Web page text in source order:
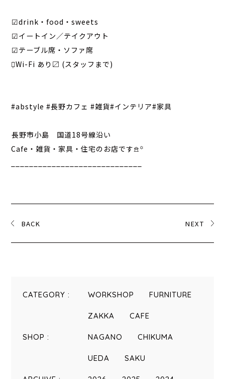
︎︎︎︎☑︎drink・food・sweets
︎︎︎︎☑︎イートイン／テイクアウト
︎︎︎︎☑︎テーブル席・ソファ席
ᯤ̣Wi-Fi あり〼 (スタッフまで)
#abstyle #長野カフェ #雑貨#インテリア#家具
⁡長野市小島 国道18号線沿い
Cafe・雑貨・家具・住宅のお店です𖠿꙳
BACK NEXT
CATEGORY : WORKSHOP FURNITURE
ZAKKA CAFE
SHOP : NAGANO CHIKUMA
UEDA SAKU